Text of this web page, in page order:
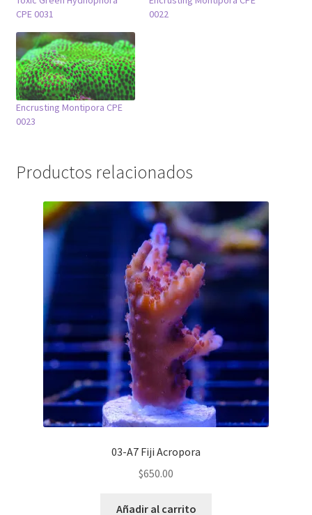
CPE 0031
0022
Encrusting Montipora CPE
0023
Productos relacionados
03-A7 Fiji Acropora
$650.00
Añadir al carrito